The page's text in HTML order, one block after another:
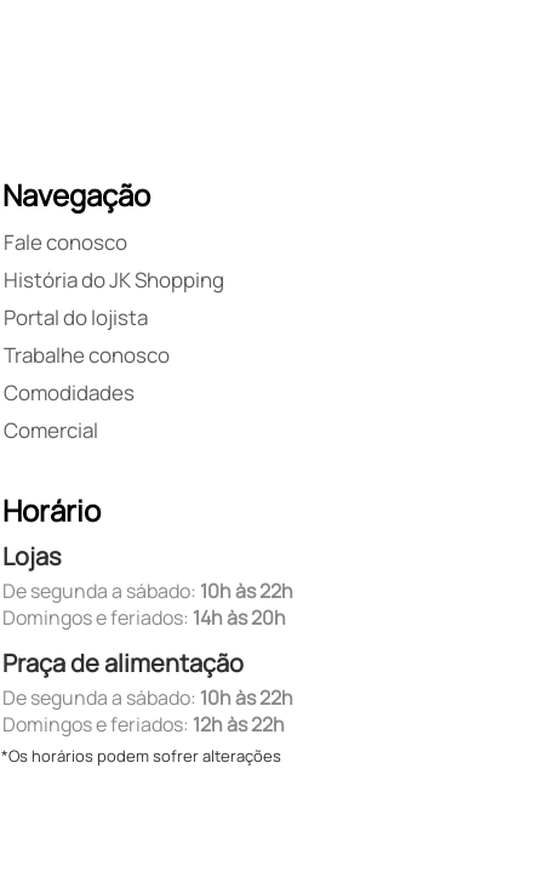
Navegação
Fale conosco
História do JK Shopping
Portal do lojista
Trabalhe conosco
Comodidades
Comercial
Horário
Lojas
De segunda a sábado: 10h às 22h
Domingos e feriados: 14h às 20h
Praça de alimentação
De segunda a sábado: 10h às 22h
Domingos e feriados: 12h às 22h
*Os horários podem sofrer alterações